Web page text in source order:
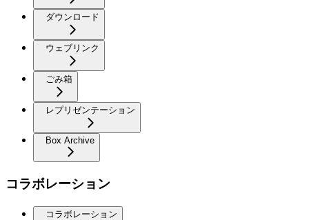
ダウンロード
ウェブリンク
ごみ箱
レプリゼンテーション
Box Archive
コラボレーション
コラボレーション